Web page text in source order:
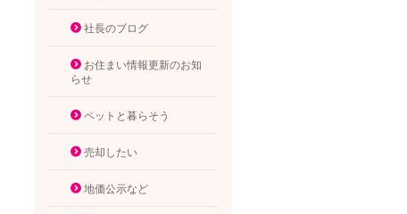
社長のブログ
お住まい情報更新のお知
らせ
ペットと暮らそう
売却したい
地価公示など